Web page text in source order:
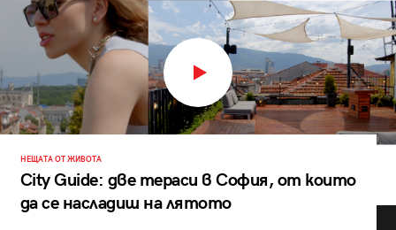
НЕЩАТА ОТ ЖИВОТА
City Guide: две тераси в София, от които
да се насладиш на лятото